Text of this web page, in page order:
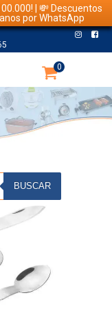
| 💸 Descuentos
por WhatsApp
0
BUSCAR